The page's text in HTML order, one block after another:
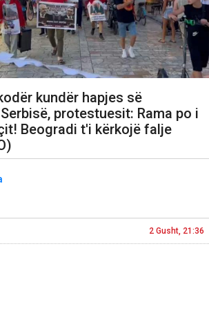
kundër hapjes së
protestuesit: Rama po i
Beogradi t'i kërkojë falje
2 Gusht, 21:36